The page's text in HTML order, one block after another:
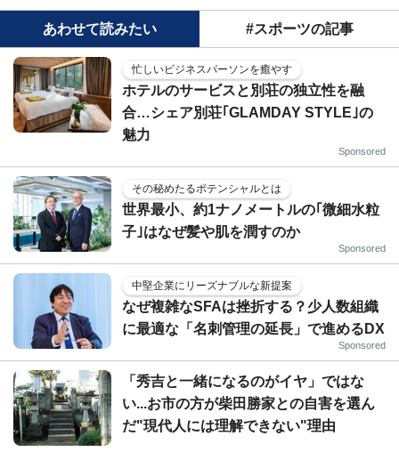
あわせて読みたい #スポーツの記事
忙しいビジネスパーソンを癒やす
ホテルのサービスと別荘の独立性を融
合…シェア別荘｢GLAMDAY STYLE｣の
魅力
Sponsored
その秘めたるポテンシャルとは
世界最小、約1ナノメートルの｢微細水粒
子｣はなぜ髪や肌を潤すのか
Sponsored
中堅企業にリーズナブルな新提案
なぜ複雑なSFAは挫折する？少人数組織
に最適な「名刺管理の延長」で進めるDX
Sponsored
「秀吉と一緒になるのがイヤ」ではな
い...お市の方が柴田勝家との自害を選ん
だ"現代人には理解できない"理由